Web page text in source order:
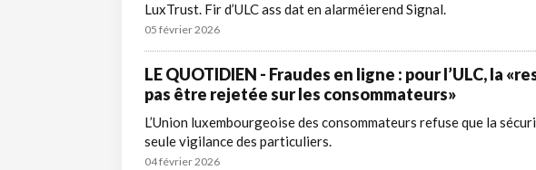
LuxTrust. Fir d’ULC ass dat en alarméierend Signal.
05 février 2026
LE QUOTIDIEN - Fraudes en ligne : pour l’ULC, la
pas être rejetée sur les consommateurs»
L’Union luxembourgeoise des consommateurs refuse que la
seule vigilance des particuliers.
04 février 2026